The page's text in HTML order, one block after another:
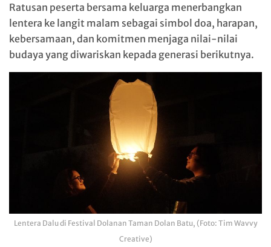
Ratusan peserta bersama keluarga menerbangkan
lentera ke langit malam sebagai simbol doa, harapan,
kebersamaan, dan komitmen menjaga nilai-nilai
budaya yang diwariskan kepada generasi berikutnya.
Lentera Dalu di Festival Dolanan Taman Dolan Batu, (Foto: Tim Wavvy
Creative)